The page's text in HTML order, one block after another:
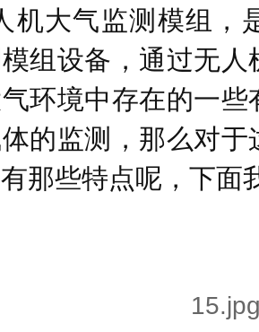
机大气监测模组，
组设备，通过无
环境中存在的一
的监测，那么对
那些特点呢，下面